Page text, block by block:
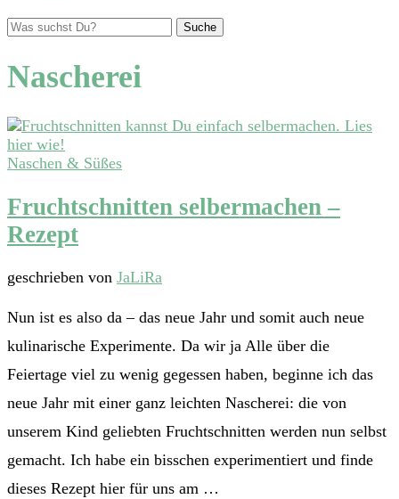
Suche
Nascherei
Naschen & Süßes
Fruchtschnitten selbermachen –
Rezept
geschrieben von JaLiRa
Nun ist es also da – das neue Jahr und somit auch neue
kulinarische Experimente. Da wir ja Alle über die
Feiertage viel zu wenig gegessen haben, beginne ich das
neue Jahr mit einer ganz leichten Nascherei: die von
unserem Kind geliebten Fruchtschnitten werden nun selbst
gemacht. Ich habe ein bisschen experimentiert und finde
dieses Rezept hier für uns am …